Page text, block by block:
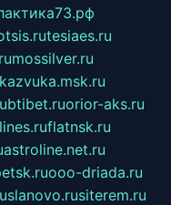
tesiaes.ru
mossilver.ru
orior-aks.ru
flatnsk.ru
astroline.net.ru
ooo-driada.ru
siterem.ru